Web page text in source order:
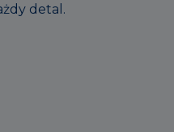
detal.